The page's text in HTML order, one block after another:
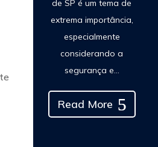
de SP é um tema de
extrema importância,
especialmente
considerando a
segurança e…
Read More